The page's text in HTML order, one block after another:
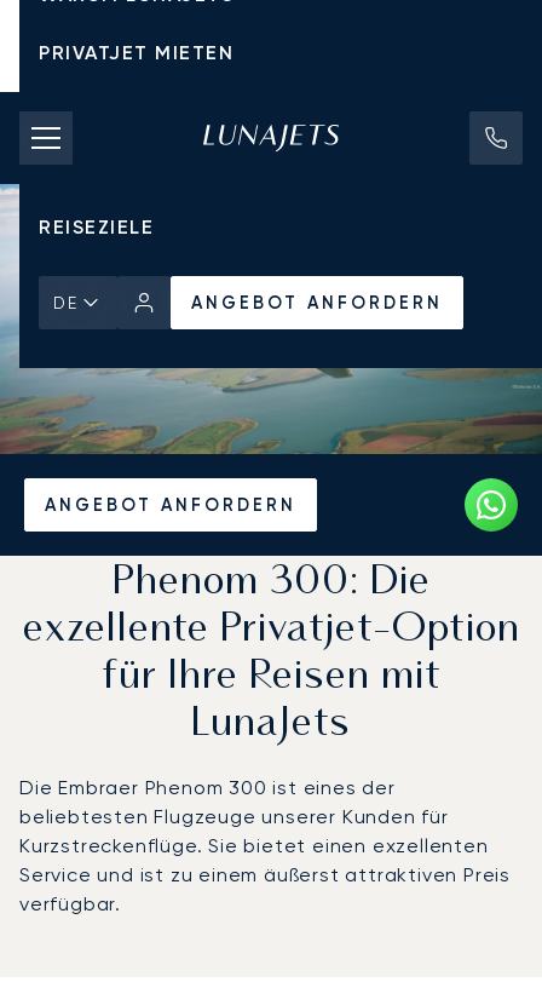
PRIVATJET MIETEN
CHARTERPREISE
PRIVATJETS
REISEZIELE
DE ANGEBOT ANFORDERN
ANGEBOT ANFORDERN
Phenom 300: Die
exzellente Privatjet-Option
für Ihre Reisen mit
LunaJets
Die Embraer Phenom 300 ist eines der
beliebtesten Flugzeuge unserer Kunden für
Kurzstreckenflüge. Sie bietet einen exzellenten
Service und ist zu einem äußerst attraktiven Preis
verfügbar.